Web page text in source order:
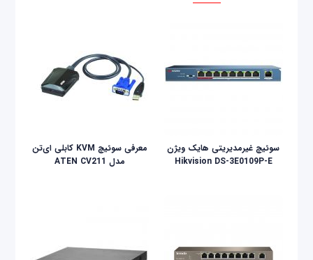
سوئیچ غیرمدیریتی هایک ویژن
Hikvision DS-3E0109P-E
معرفی سوئیچ KVM کابلی ای‌تن
مدل ATEN CV211